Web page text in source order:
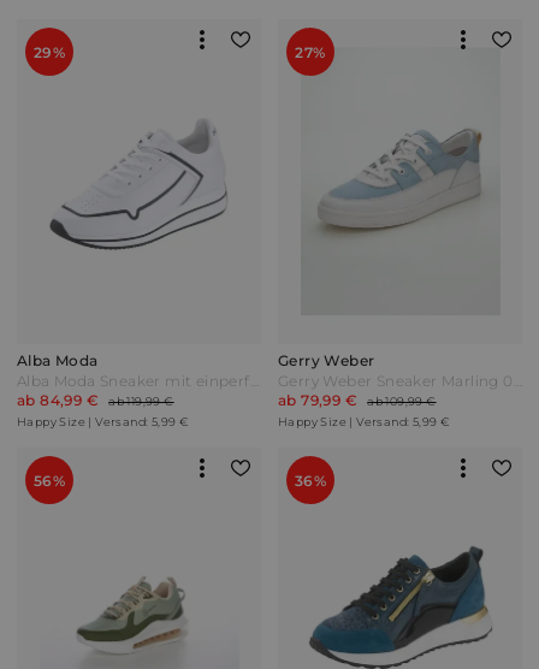
29%
Alba Moda
Alba Moda Sneaker mit einperforierten Markeninitialien Weiß/Schwarz
ab 84,99 €
ab 119,99 €
Happy Size | Versand: 5,99 €
27%
Gerry Weber
Gerry Weber Sneaker Marling 03 Hellblau/Weiß
ab 79,99 €
ab 109,99 €
Happy Size | Versand: 5,99 €
56% 36%